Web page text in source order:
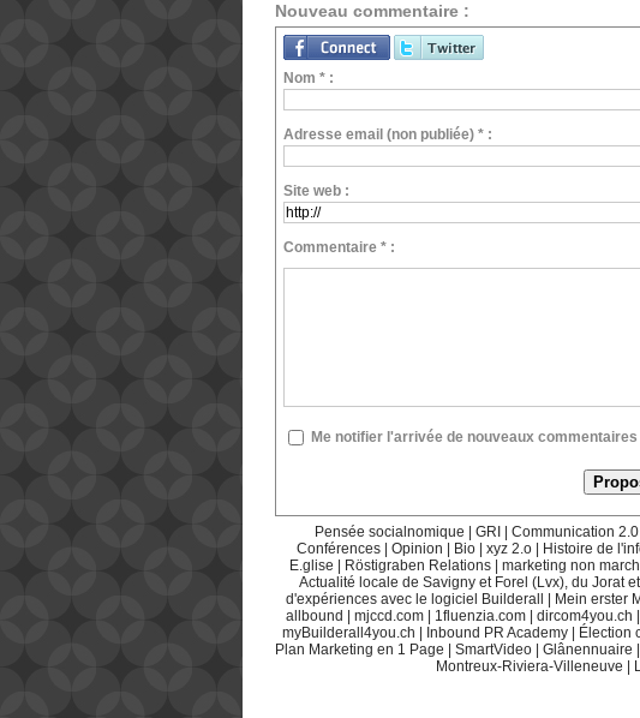
Nouveau commentaire :
Nom * :
Adresse email (non publiée) * :
Site web :
Commentaire * :
Me notifier l'arrivée de nouveaux commentaires
Pensée socialnomique GRI Communication 2.0
Conférences
Opinion Bio xyz 2.o Histoire de
E.glise
Röstigraben Relations marketing non
Actualité locale de Savigny et Forel (Lvx), du Jorat
d'expériences avec le logiciel Builderall
Mein erster
allbound
mjccd.com 1fluenzia.com dircom4you.ch
myBuilderall4you.ch
Inbound PR Academy Élection
Plan Marketing en 1 Page
SmartVideo Glânennuaire
Montreux-Riviera-Villeneuve